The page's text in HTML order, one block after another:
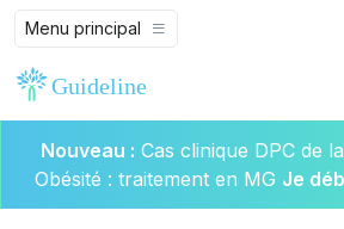
Menu principal
Nouveau : Cas clinique DPC de
Obésité : traitement en MG Je